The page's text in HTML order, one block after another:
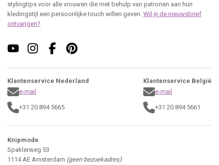
stylingtips voor alle vrouwen die met behulp van patronen aan hun
kledingstijl een persoonlijke touch willen geven. Wil jij de nieuwsbrief
ontvangen?
Klantenservice Nederland
e-mail
+31 20 894 5665
Klantenservice België
e-mail
+31 20 894 5661
Knipmode
Spaklerweg 53
1114 AE Amsterdam (geen bezoekadres)